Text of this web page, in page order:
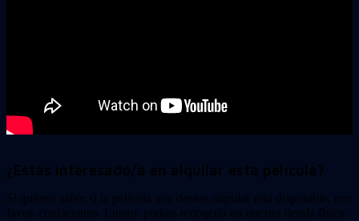
¿Estas interesado/a en alquilar esta película?
Si quieres saber si la película que deseas alquilar está disponible, por
favor, contáctanos. Luego, podrás recogerla en nuestra tienda física.